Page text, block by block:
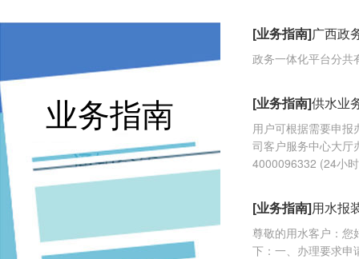
业务指南
[业务指南]广西政
政务一体化平台分
[业务指南]供水业
用户可根据需要申报
司客户服务中心大厅
4000096332 (24小
[业务指南]用水报
尊敬的用水客户：您
下：一、办理要求申